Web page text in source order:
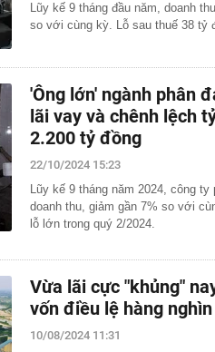
Lũy kế 9 tháng đầu năm, doanh
so với cùng kỳ. Lỗ sau thuế 38 tỷ
'Ông lớn' ngành phân
lãi vay và chênh lệch
2.200 tỷ đồng
22/10/2024 15:23
Lũy kế 9 tháng năm 2024, công
doanh thu, giảm gần 7% so với
lỗ lớn trong quý 2/2024.
Vừa lãi cực "khủng"
vốn điều lệ hàng
10/08/2024 11:31